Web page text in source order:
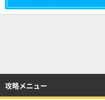
攻略メニュー